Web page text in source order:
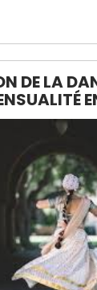
DE LA